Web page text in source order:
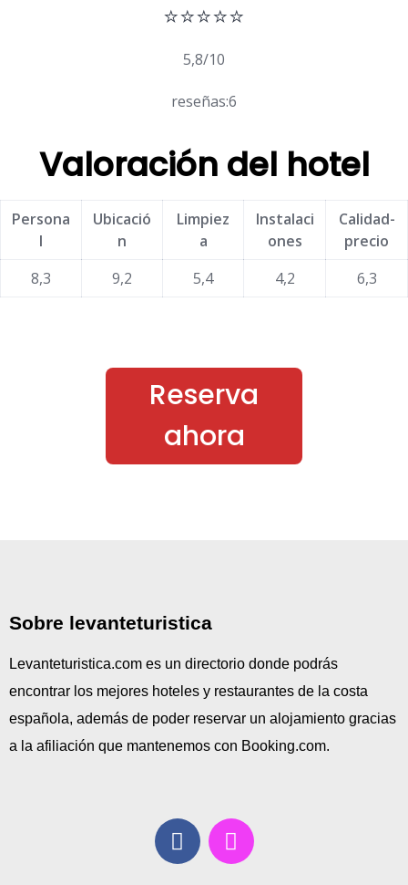
⭐⭐⭐⭐⭐
5,8/10
reseñas:6
Valoración del hotel
Persona
l
Ubicació
n
Limpiez
a
Instalaci
ones
Calidad-
precio
8,3
9,2 5,4 4,2 6,3
Reserva
ahora
Sobre levanteturistica
Levanteturistica.com es un directorio donde podrás
encontrar los mejores hoteles y restaurantes de la costa
española, además de poder reservar un alojamiento gracias
a la afiliación que mantenemos con Booking.com.